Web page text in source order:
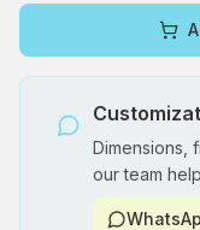
Dimensions,
our team